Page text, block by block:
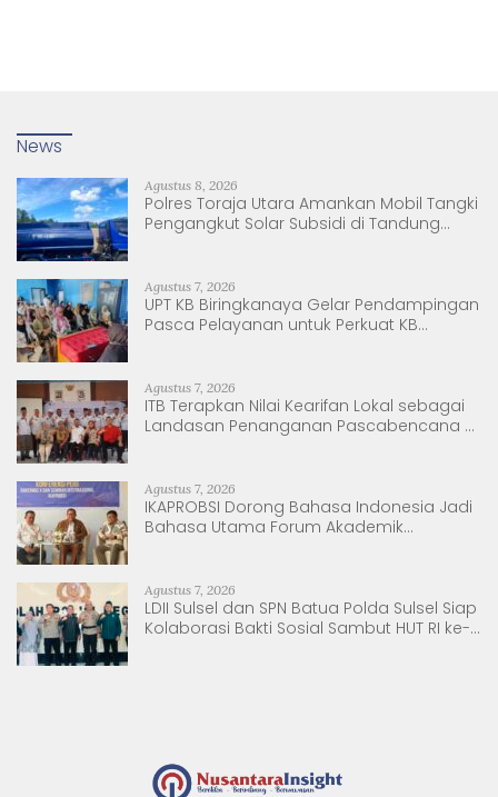
News
Agustus 8, 2026
Polres Toraja Utara Amankan Mobil Tangki
Pengangkut Solar Subsidi di Tandung
Agustus 7, 2026
UPT KB Biringkanaya Gelar Pendampingan
Pasca Pelayanan untuk Perkuat KB
Agustus 7, 2026
ITB Terapkan Nilai Kearifan Lokal sebagai
Landasan Penanganan Pascabencana di
Agustus 7, 2026
IKAPROBSI Dorong Bahasa Indonesia Jadi
Bahasa Utama Forum Akademik
Agustus 7, 2026
LDII Sulsel dan SPN Batua Polda Sulsel Siap
Kolaborasi Bakti Sosial Sambut HUT RI ke-